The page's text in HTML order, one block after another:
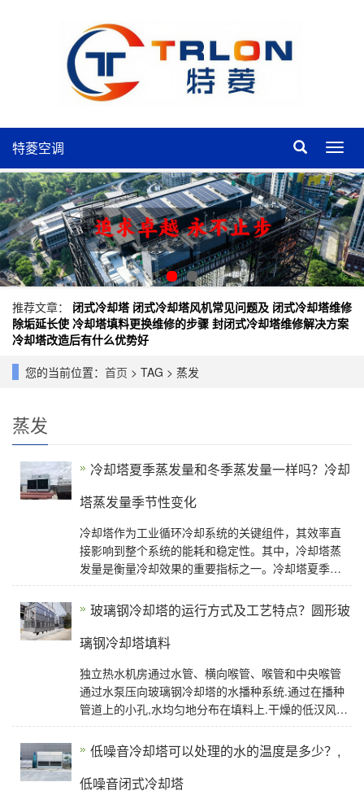
特
菱
空
调
特菱空调
推荐文章： 闭式冷却塔 闭式冷却塔风机常见问题及 闭式冷却塔维修
除垢延长使 冷却塔填料更换维修的步骤 封闭式冷却塔维修解决方案
冷却塔改造后有什么优势好
您的当前位置： 首页 > TAG > 蒸发
蒸发
冷却塔夏季蒸发量和冬季蒸发量一样吗？冷却
塔蒸发量季节性变化
冷却塔作为工业循环冷却系统的关键组件，其效率直
接影响到整个系统的能耗和稳定性。其中，冷却塔蒸
发量是衡量冷却效果的重要指标之一。冷却塔夏季蒸
发量和冬季蒸发量一样吗？接下来这篇文章
玻璃钢冷却塔的运行方式及工艺特点？圆形玻
璃钢冷却塔填料
独立热水机房通过水管、横向喉管、喉管和中央喉管
通过水泵压向玻璃钢冷却塔的水播种系统.通过在播种
管道上的小孔,水均匀地分布在填料上.干燥的低汉风在
风机的作用下通过风网进入塔内,
低噪音冷却塔可以处理的水的温度是多少？,
低噪音闭式冷却塔